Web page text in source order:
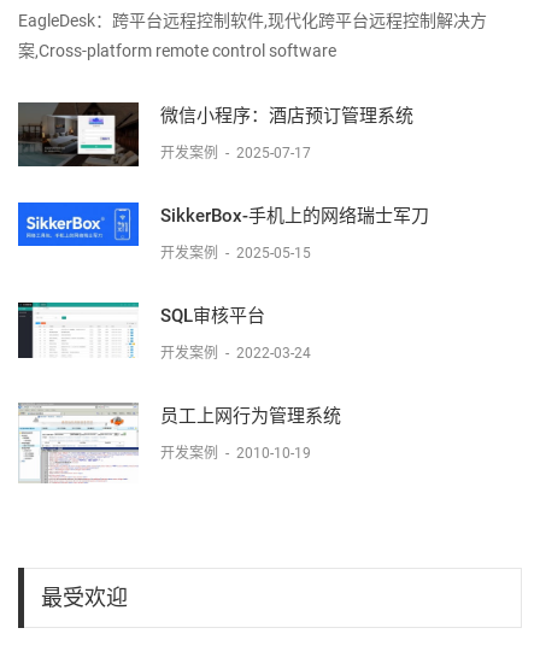
EagleDesk：跨平台远程控制软件,现代化跨平台远程控制解决方
案,Cross-platform remote control software
微信小程序：酒店预订管理系统
开发案例 - 2025-07-17
SikkerBox-手机上的网络瑞士军刀
开发案例 - 2025-05-15
SQL审核平台
开发案例 - 2022-03-24
员工上网行为管理系统
开发案例 - 2010-10-19
最受欢迎